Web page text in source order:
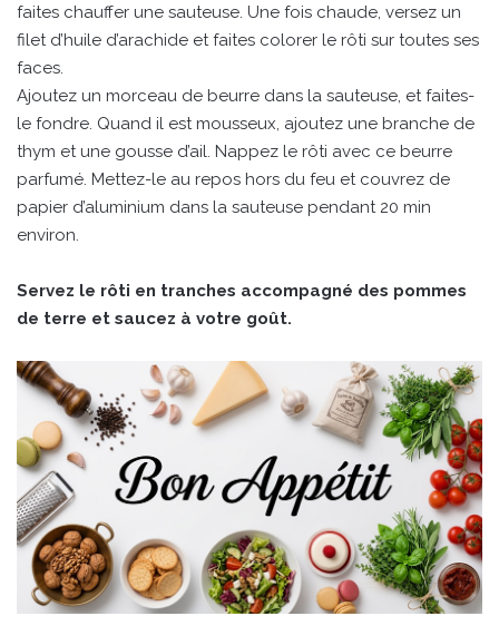
faites chauffer une sauteuse. Une fois chaude, versez un
filet d’huile d’arachide et faites colorer le rôti sur toutes ses
faces.
Ajoutez un morceau de beurre dans la sauteuse, et faites-
le fondre. Quand il est mousseux, ajoutez une branche de
thym et une gousse d’ail. Nappez le rôti avec ce beurre
parfumé. Mettez-le au repos hors du feu et couvrez de
papier d’aluminium dans la sauteuse pendant 20 min
environ.
Servez le rôti en tranches accompagné des pommes
de terre et saucez à votre goût.